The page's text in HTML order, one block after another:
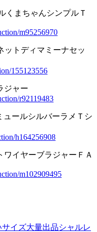
くまちゃんシンプルＴ
m95256970
トディマミーナセッ
155123556
ジャー
r92119483
ュールシルバーラメＴシ
h164256908
イヤーブラジャーＦＡ
m102909495
イズ大量出品シャルレ